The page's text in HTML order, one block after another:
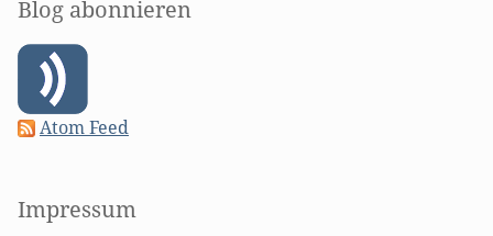
Blog abonnieren
Atom Feed
Impressum